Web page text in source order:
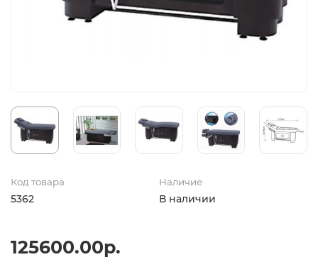
Код товара
5362
Наличие
В наличии
125600.00р.